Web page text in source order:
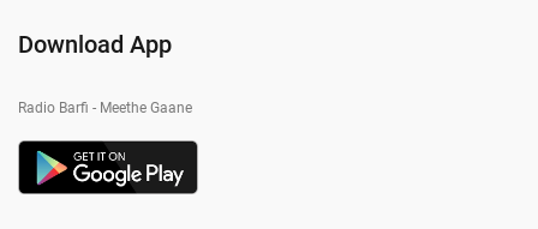
Download App
Radio Barfi - Meethe Gaane